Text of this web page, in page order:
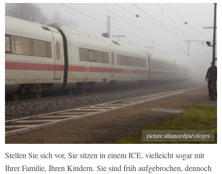
picture alliance/dpa/vifogra
Stellen Sie sich vor, Sie sitzen in einem ICE, vielleicht sogar mit
Ihrer Familie, Ihren Kindern. Sie sind früh aufgebrochen, dennoch